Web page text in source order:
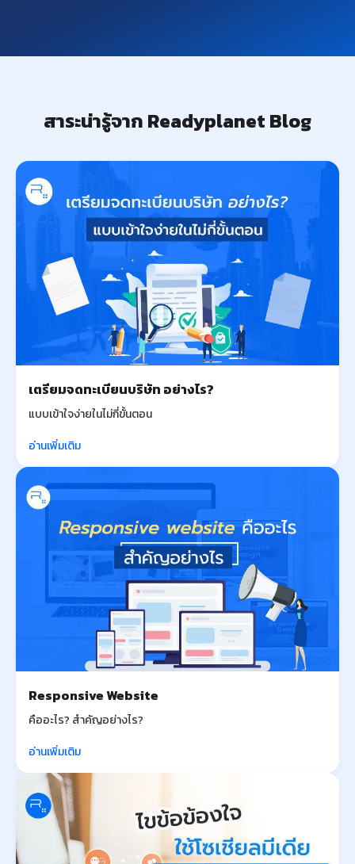
สาระน่ารู้จาก Readyplanet Blog
เตรียมจดทะเบียนบริษัท อย่างไร?
แบบเข้าใจง่ายในไม่กี่ขั้นตอน
อ่านเพิ่มเติม
Responsive Website
คืออะไร? สำคัญอย่างไร?
อ่านเพิ่มเติม